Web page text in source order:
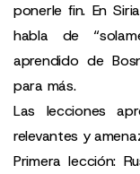
ponerle fin. En
habla de
aprendido de
para más.
Las lecciones
relevantes y
Primera lección: